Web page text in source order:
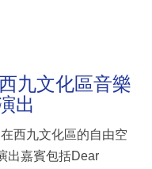
九文化區音樂
出
西九文化區的自由空
出嘉賓包括Dear